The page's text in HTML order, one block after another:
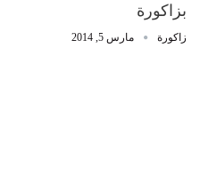
بزاكورة
زاكورة مارس 5, 2014